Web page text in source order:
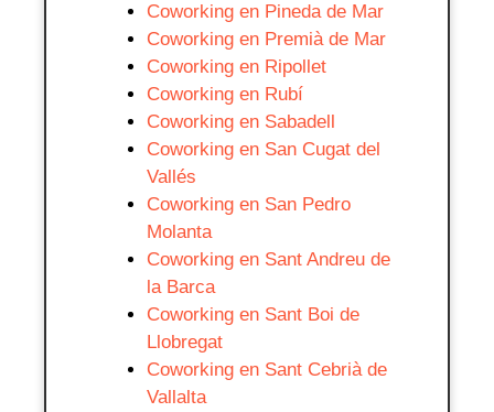
Coworking en Pineda de Mar
Coworking en Premià de Mar
Coworking en Ripollet
Coworking en Rubí
Coworking en Sabadell
Coworking en San Cugat del
Vallés
Coworking en San Pedro
Molanta
Coworking en Sant Andreu de
la Barca
Coworking en Sant Boi de
Llobregat
Coworking en Sant Cebrià de
Vallalta